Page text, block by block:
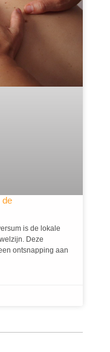
de
is de lokale
Deze
ontsnapping aan